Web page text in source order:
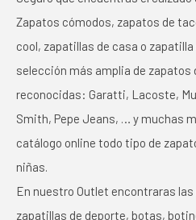
Zapatos cómodos, zapatos de
cool, zapatillas de casa o
selección más amplia de zapatos
reconocidas: Garatti, Lacoste,
Smith, Pepe Jeans, … y muchas
catálogo online todo tipo de
niñas.
En nuestro Outlet encontraras
zapatillas de deporte, botas,